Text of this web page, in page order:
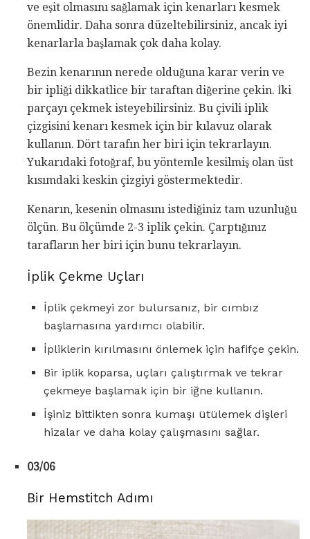
ve eşit olmasını sağlamak için kenarları kesmek
önemlidir. Daha sonra düzeltebilirsiniz, ancak iyi
kenarlarla başlamak çok daha kolay.
Bezin kenarının nerede olduğuna karar verin ve
bir ipliği dikkatlice bir taraftan diğerine çekin. İki
parçayı çekmek isteyebilirsiniz. Bu çivili iplik
çizgisini kenarı kesmek için bir kılavuz olarak
kullanın. Dört tarafın her biri için tekrarlayın.
Yukarıdaki fotoğraf, bu yöntemle kesilmiş olan üst
kısımdaki keskin çizgiyi göstermektedir.
Kenarın, kesenin olmasını istediğiniz tam uzunluğu
ölçün. Bu ölçümde 2-3 iplik çekin. Çarptığınız
tarafların her biri için bunu tekrarlayın.
İplik Çekme Uçları
İplik çekmeyi zor bulursanız, bir cımbız
başlamasına yardımcı olabilir.
İpliklerin kırılmasını önlemek için hafifçe çekin.
Bir iplik koparsa, uçları çalıştırmak ve tekrar
çekmeye başlamak için bir iğne kullanın.
İşiniz bittikten sonra kumaşı ütülemek dişleri
hizalar ve daha kolay çalışmasını sağlar.
03/06
Bir Hemstitch Adımı